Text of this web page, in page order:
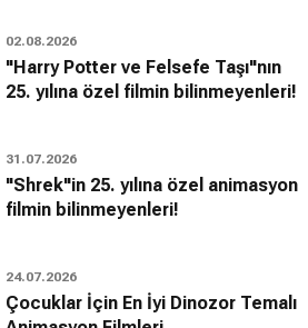
02.08.2026
"Harry Potter ve Felsefe Taşı"nın
25. yılına özel filmin bilinmeyenleri!
31.07.2026
"Shrek"in 25. yılına özel animasyon
filmin bilinmeyenleri!
24.07.2026
Çocuklar İçin En İyi Dinozor Temalı